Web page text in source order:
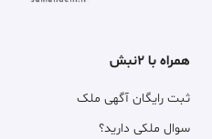
همراه با ۲نبش
ثبت رایگان آگهی ملک
سوال ملکی دارید؟